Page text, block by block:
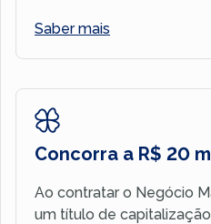
Saber mais
Concorra a R$ 20
Ao contratar o Negócio
um título de